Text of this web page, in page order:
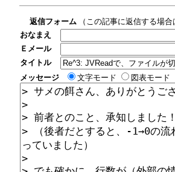
返信フォーム （この記事に返信する場
おなまえ
Ｅメール
タイトル
メッセージ
文字モード 図表モード